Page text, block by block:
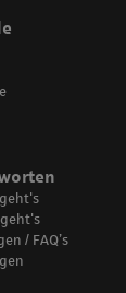
/ FAQ’s